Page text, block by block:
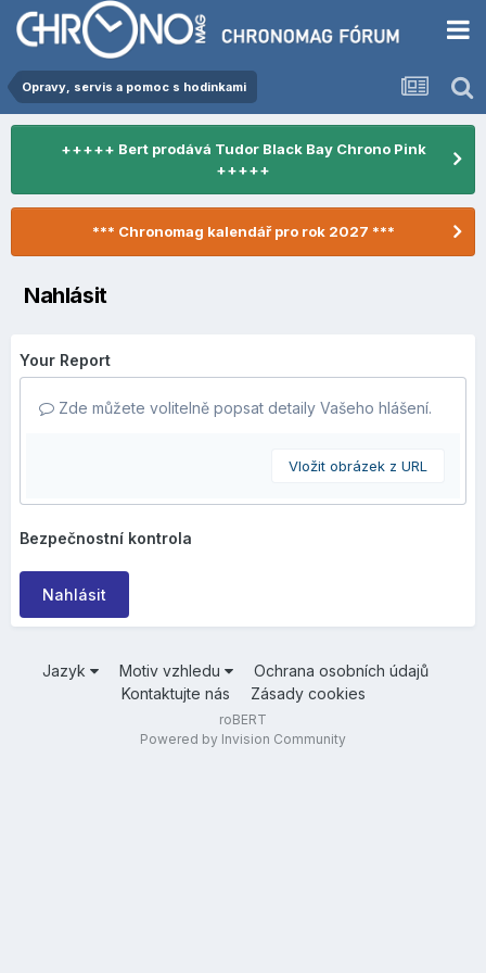
Opravy, servis a pomoc s hodinkami
+++++ Bert prodává Tudor Black Bay Chrono Pink
+++++
*** Chronomag kalendář pro rok 2027 ***
Nahlásit
Your Report
Zde můžete volitelně popsat detaily Vašeho hlášení.
Vložit obrázek z URL
Bezpečnostní kontrola
Nahlásit
Jazyk Motiv vzhledu
Ochrana osobních údajů
Kontaktujte nás
Zásady cookies
roBERT
Powered by Invision Community